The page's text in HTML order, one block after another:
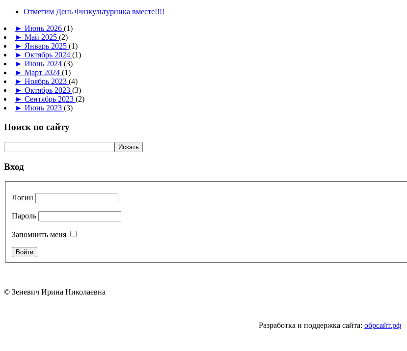
Отметим День Физкультурника вместе!!!!
► Июнь 2026 (1)
► Май 2025 (2)
► Январь 2025 (1)
► Октябрь 2024 (1)
► Июнь 2024 (3)
► Март 2024 (1)
► Ноябрь 2023 (4)
► Октябрь 2023 (3)
► Сентябрь 2023 (2)
► Июнь 2023 (3)
Поиск по сайту
Вход
Логин
Пароль
Запомнить меня
© Зеневич Ирина Николаевна
Разработка и поддержка сайта: обрсайт.рф